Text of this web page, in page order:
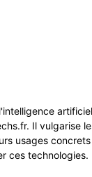
Il vulgarise
usages
ces technologies.